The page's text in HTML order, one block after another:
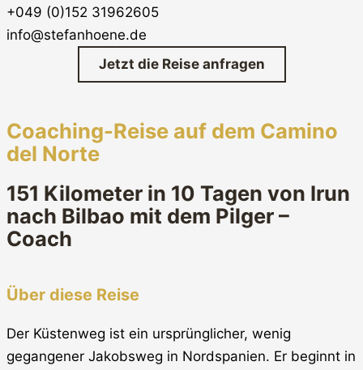
+049 (0)152 31962605
info@stefanhoene.de
Jetzt die Reise anfragen
Coaching-Reise auf dem Camino
del Norte
151 Kilometer in 10 Tagen von Irun
nach Bilbao mit dem Pilger –
Coach
Über diese Reise
Der Küstenweg ist ein ursprünglicher, wenig
gegangener Jakobsweg in Nordspanien. Er beginnt in